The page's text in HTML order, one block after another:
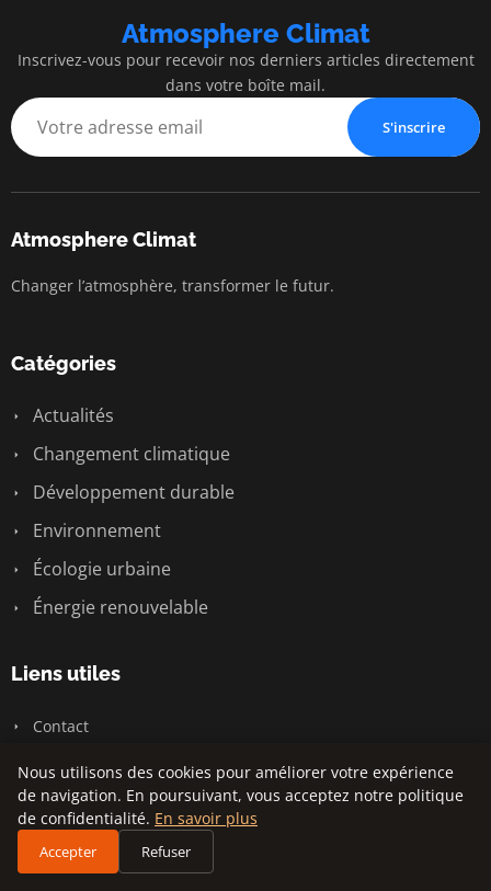
Atmosphere Climat
Inscrivez-vous pour recevoir nos derniers articles directement
dans votre boîte mail.
S'inscrire
Atmosphere Climat
Changer l’atmosphère, transformer le futur.
Catégories
Actualités
Changement climatique
Développement durable
Environnement
Écologie urbaine
Énergie renouvelable
Liens utiles
Contact
Informations
Plan du site
Nous utilisons des cookies pour améliorer votre expérience
de navigation. En poursuivant, vous acceptez notre politique
de confidentialité. En savoir plus
Accepter Refuser